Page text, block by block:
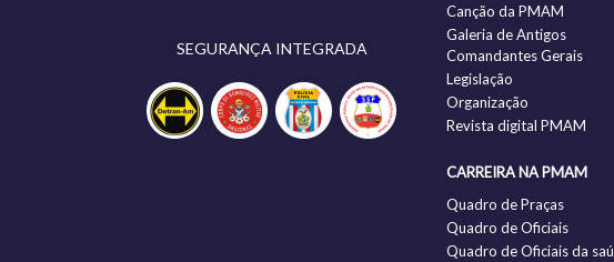
SEGURANÇA INTEGRADA
Canção da PMAM
Galeria de Antigos
Comandantes Gerais
Legislação
Organização
Revista digital PMAM
CARREIRA NA PMAM
Quadro de Praças
Quadro de Oficiais
Quadro de Oficiais da